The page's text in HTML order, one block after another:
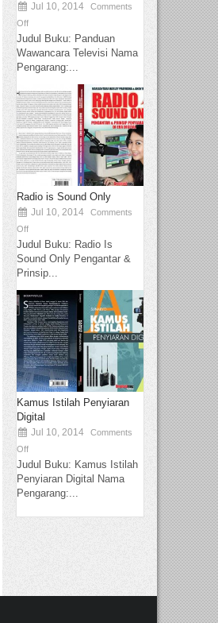
Jul 10, 2014
Comments
Off
Judul Buku: Panduan
Wawancara Televisi Nama
Pengarang:...
Radio is Sound Only
Jul 10, 2014
Comments
Off
Judul Buku: Radio Is
Sound Only Pengantar &
Prinsip...
Kamus Istilah Penyiaran
Digital
Jul 10, 2014
Comments
Off
Judul Buku: Kamus Istilah
Penyiaran Digital Nama
Pengarang:...